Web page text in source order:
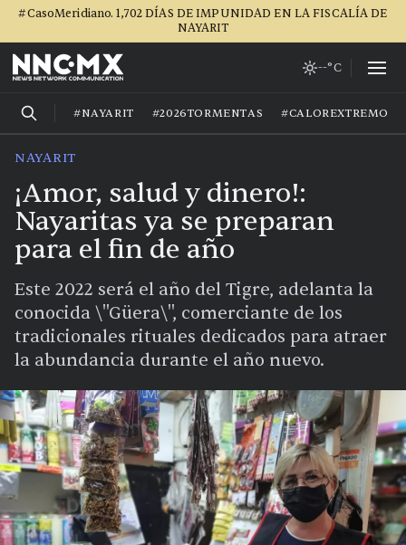
#CasoMeridiano. 1,702 DÍAS DE IMPUNIDAD EN LA FISCALÍA DE
NAYARIT
--°C
#NAYARIT #2026TORMENTAS #CALOREXTREMO
NAYARIT
¡Amor, salud y dinero!:
Nayaritas ya se preparan
para el fin de año
Este 2022 será el año del Tigre, adelanta la
conocida \"Güera\", comerciante de los
tradicionales rituales dedicados para atraer
la abundancia durante el año nuevo.